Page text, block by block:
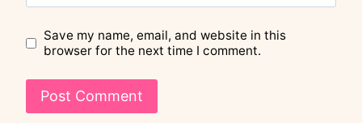
Save my name, email, and website in this
browser for the next time I comment.